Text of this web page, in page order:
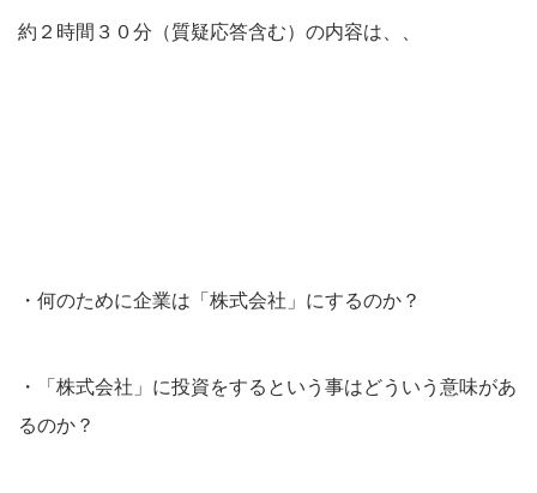
約２時間３０分（質疑応答含む）の内容は、、
・何のために企業は「株式会社」にするのか？
・「株式会社」に投資をするという事はどういう意味があ
るのか？